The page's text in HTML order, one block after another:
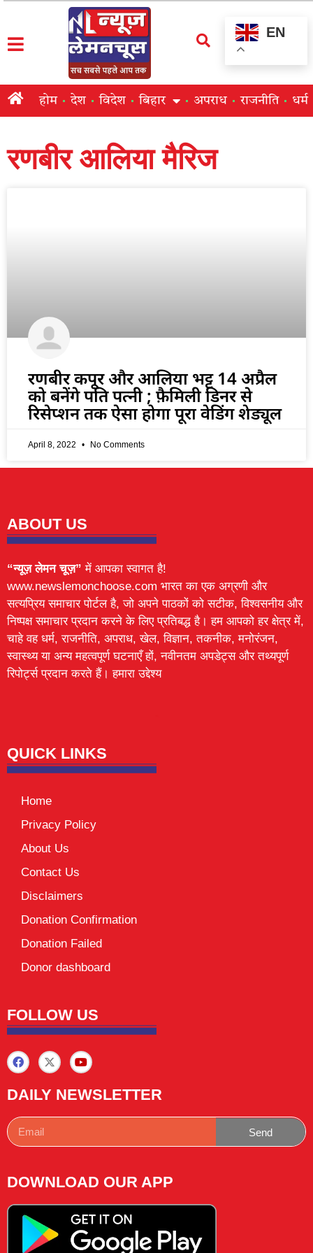
EN
होम देश विदेश बिहार अपराध राजनीति धर्म
रणबीर आलिया मैरिज
रणबीर कपूर और आलिया भट्ट 14 अप्रैल
को बनेंगे पति पत्नी ; फ़ैमिली डिनर से
रिसेप्शन तक ऐसा होगा पूरा वेडिंग शेड्यूल
April 8, 2022 No Comments
ABOUT US
“न्यूज़ लेमन चूज़” में आपका स्वागत है!
www.newslemonchoose.com भारत का एक अग्रणी और
सत्यप्रिय समाचार पोर्टल है, जो अपने पाठकों को सटीक, विश्वसनीय और
निष्पक्ष समाचार प्रदान करने के लिए प्रतिबद्ध है। हम आपको हर क्षेत्र में,
चाहे वह धर्म, राजनीति, अपराध, खेल, विज्ञान, तकनीक, मनोरंजन,
स्वास्थ्य या अन्य महत्वपूर्ण घटनाएँ हों, नवीनतम अपडेट्स और तथ्यपूर्ण
रिपोर्ट्स प्रदान करते हैं। हमारा उद्देश्य
QUICK LINKS
Home
Privacy Policy
About Us
Contact Us
Disclaimers
Donation Confirmation
Donation Failed
Donor dashboard
FOLLOW US
DAILY NEWSLETTER
Send
DOWNLOAD OUR APP